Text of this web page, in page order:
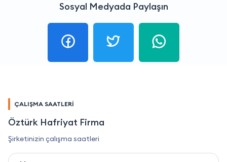
Sosyal Medyada Paylaşın
ÇALIŞMA SAATLERİ
Öztürk Hafriyat Firma
Şirketinizin çalışma saatleri